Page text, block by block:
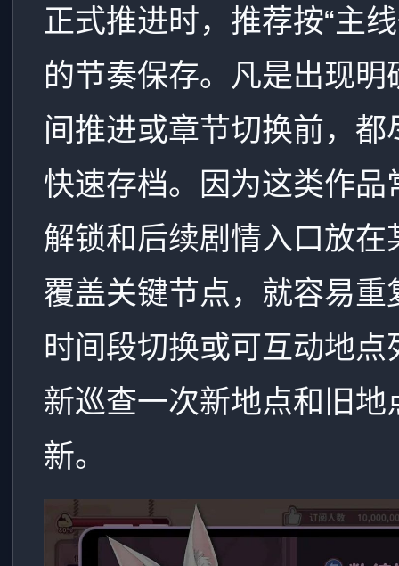
正式推进时，推荐按“主
的节奏保存。凡是出现
间推进或章节切换前，
快速存档。因为这类作
解锁和后续剧情入口放
覆盖关键节点，就容易
时间段切换或可互动地
新巡查一次新地点和旧
新。